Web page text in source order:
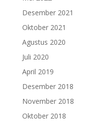
Desember 2021
Oktober 2021
Agustus 2020
Juli 2020
April 2019
Desember 2018
November 2018
Oktober 2018